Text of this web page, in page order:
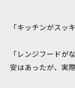
「キッチンがスッ
「レンジフードが
安はあったが、実